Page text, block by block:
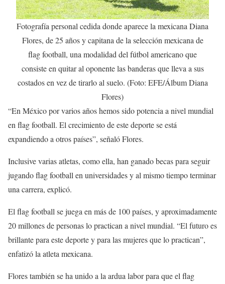
Fotografía personal cedida donde aparece la mexicana Diana
Flores, de 25 años y capitana de la selección mexicana de
flag football, una modalidad del fútbol americano que
consiste en quitar al oponente las banderas que lleva a sus
costados en vez de tirarlo al suelo. (Foto: EFE/Álbum Diana
Flores)
“En México por varios años hemos sido potencia a nivel mundial
en flag football. El crecimiento de este deporte se está
expandiendo a otros países”, señaló Flores.
Inclusive varias atletas, como ella, han ganado becas para seguir
jugando flag football en universidades y al mismo tiempo terminar
una carrera, explicó.
El flag football se juega en más de 100 países, y aproximadamente
20 millones de personas lo practican a nivel mundial. “El futuro es
brillante para este deporte y para las mujeres que lo practican”,
enfatizó la atleta mexicana.
Flores también se ha unido a la ardua labor para que el flag